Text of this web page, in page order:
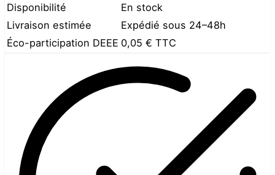
Disponibilité
En stock
Livraison estimée
Expédié sous 24–48h
Éco-participation DEEE 0,05 € TTC